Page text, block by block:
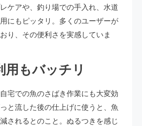
ケアや、釣り場での手入れ、水道
にもピッタリ。多くのユーザーが
り、その便利さを実感していま
用もバッチリ
宅での魚のさばき作業にも大変効
と流した後の仕上げに使うと、魚
されるとのこと。ぬるつきを感じ